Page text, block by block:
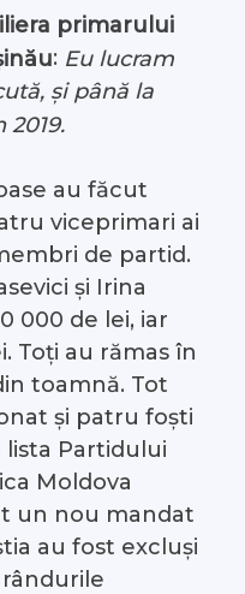
primarului
: Eu lucram
și până la
au făcut
viceprimari ai
de partid.
și Irina
000 de lei, iar
Toți au rămas în
toamnă. Tot
și patru foști
Partidului
Moldova
un nou mandat
au fost excluși